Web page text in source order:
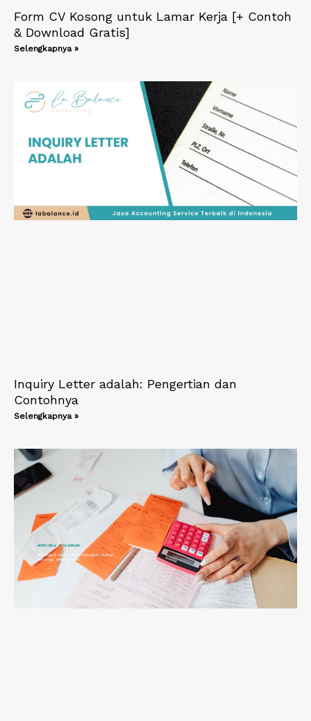
Form CV Kosong untuk Lamar Kerja [+ Contoh
& Download Gratis]
Selengkapnya »
Inquiry Letter adalah: Pengertian dan
Contohnya
Selengkapnya »